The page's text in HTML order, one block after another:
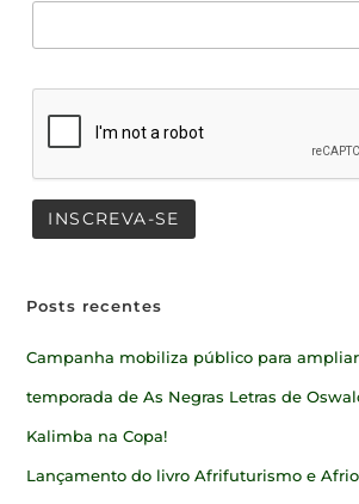
Posts recentes
Campanha mobiliza público para ampliar
temporada de As Negras Letras de
Kalimba na Copa!
Lançamento do livro Afrifuturismo e